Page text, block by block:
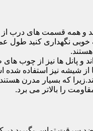
و همه قسمت های درب
نگهداری کنید طول
و پانل ها نیز از چوب های
شیشه نیز استفاده شده
که بسیار مدرن
را بالاتر می برد.